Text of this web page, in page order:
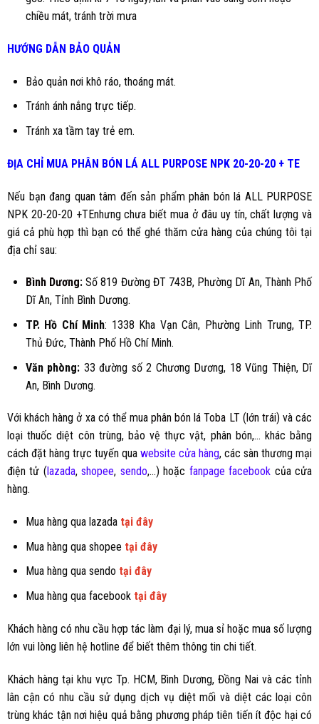
chiều mát, tránh trời mưa
HƯỚNG DẪN BẢO QUẢN
Bảo quản nơi khô ráo, thoáng mát.
Tránh ánh nắng trực tiếp.
Tránh xa tầm tay trẻ em.
ĐỊA CHỈ MUA PHÂN BÓN LÁ ALL PURPOSE NPK 20-20-20 + TE
Nếu bạn đang quan tâm đến sản phẩm phân bón lá ALL PURPOSE
NPK 20-20-20 +TEnhưng chưa biết mua ở đâu uy tín, chất lượng và
giá cả phù hợp thì bạn có thể ghé thăm cửa hàng của chúng tôi tại
địa chỉ sau:
Bình Dương: Số 819 Đường ĐT 743B, Phường Dĩ An, Thành Phố
Dĩ An, Tỉnh Bình Dương.
TP. Hồ Chí Minh: 1338 Kha Vạn Cân, Phường Linh Trung, TP.
Thủ Đức, Thành Phố Hồ Chí Minh.
Văn phòng: 33 đường số 2 Chương Dương, 18 Vũng Thiện, Dĩ
An, Bình Dương.
Với khách hàng ở xa có thể mua phân bón lá Toba LT (lớn trái) và các
loại thuốc diệt côn trùng, bảo vệ thực vật, phân bón,… khác bằng
cách đặt hàng trực tuyến qua website cửa hàng, các sàn thương mại
điện tử ( lazada,shopee, sendo,...) hoặc fanpage facebook của cửa
hàng.
Mua hàng qua lazada tại đây
Mua hàng qua shopee tại đây
Mua hàng qua sendo tại đây
Mua hàng qua facebook tại đây
Khách hàng có nhu cầu hợp tác làm đại lý, mua sỉ hoặc mua số lượng
lớn vui lòng liên hệ hotline để biết thêm thông tin chi tiết.
Khách hàng tại khu vực Tp. HCM, Bình Dương, Đồng Nai và các tỉnh
lân cận có nhu cầu sử dụng dịch vụ diệt mối và diệt các loại côn
trùng khác tận nơi hiệu quả bằng phương pháp tiên tiến ít độc hại có